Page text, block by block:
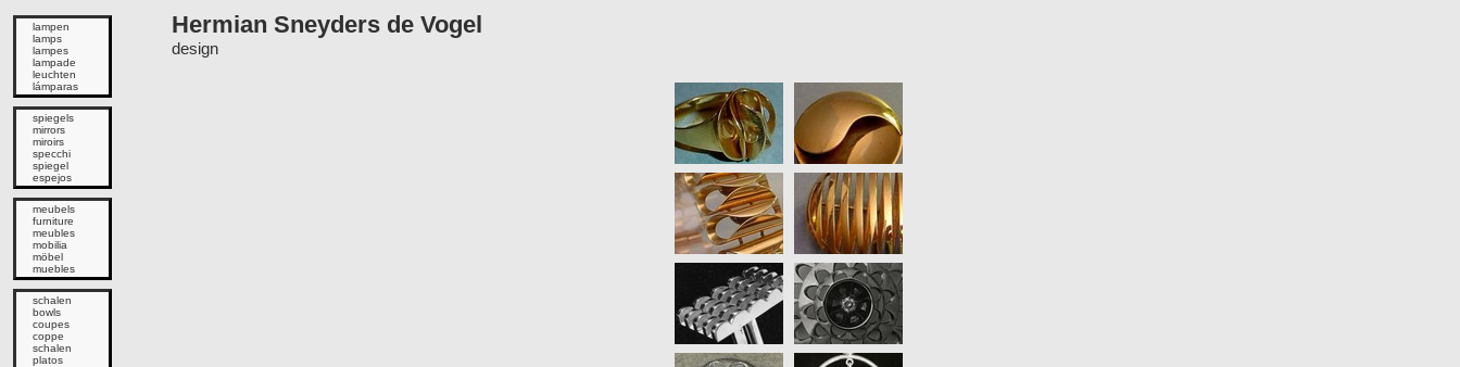
lampen
lamps
lampes
lampade
leuchten
lámparas
spiegels
mirrors
miroirs
specchi
spiegel
espejos
meubels
furniture
meubles
mobilia
möbel
muebles
schalen
bowls
coupes
coppe
schalen
platos
Hermian Sneyders de Vogel
design